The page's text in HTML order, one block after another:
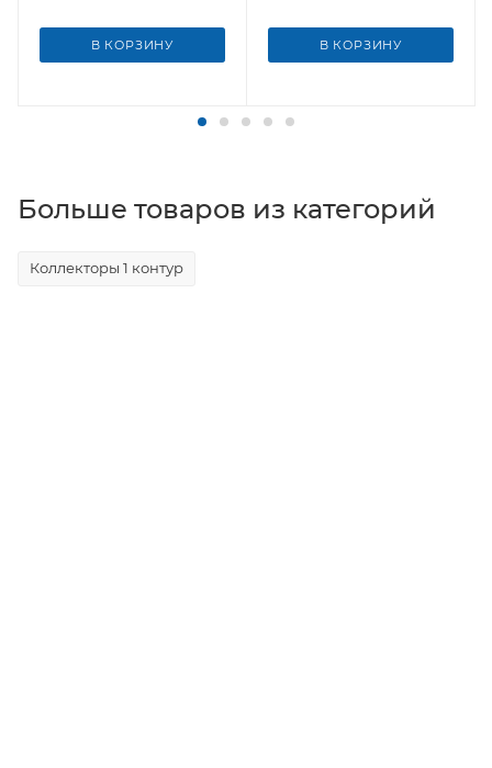
В КОРЗИНУ В КОРЗИНУ
Больше товаров из категорий
Коллекторы 1 контур